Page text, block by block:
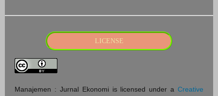
LICENSE
Manajemen : Jurnal Ekonomi is licensed under a Creative